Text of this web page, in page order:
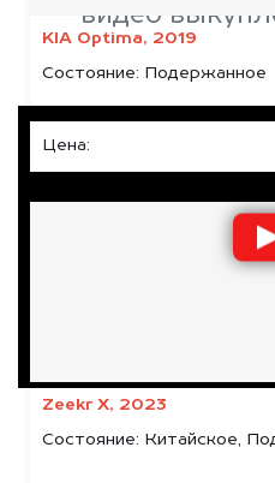
KIA Optima, 2019
Состояние: Подержанное
Цена:
Zeekr X, 2023
Состояние: Китайское,
видео